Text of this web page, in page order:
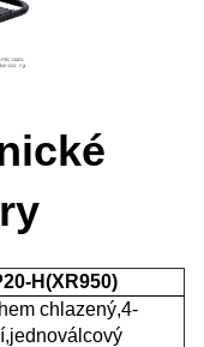
H(XR950)
chlazený,4-